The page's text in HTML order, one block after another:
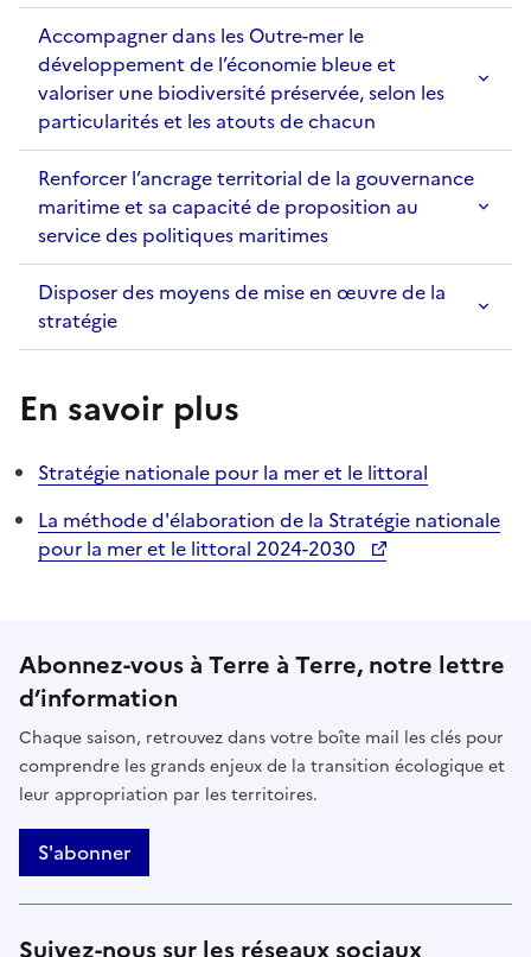
Accompagner dans les Outre-mer le
développement de l’économie bleue et
valoriser une biodiversité préservée, selon les
particularités et les atouts de chacun
Renforcer l’ancrage territorial de la gouvernance
maritime et sa capacité de proposition au
service des politiques maritimes
Disposer des moyens de mise en œuvre de la
stratégie
En savoir plus
Stratégie nationale pour la mer et le littoral
La méthode d'élaboration de la Stratégie nationale
pour la mer et le littoral 2024-2030
Abonnez-vous à Terre à Terre, notre lettre
d’information
Chaque saison, retrouvez dans votre boîte mail les clés pour
comprendre les grands enjeux de la transition écologique et
leur appropriation par les territoires.
S'abonner
Suivez-nous sur les réseaux sociaux